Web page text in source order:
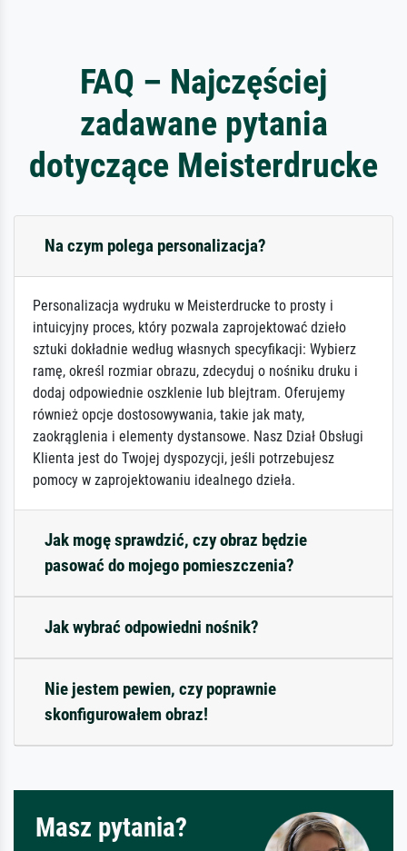
FAQ – Najczęściej
zadawane pytania
dotyczące Meisterdrucke
Na czym polega personalizacja?
Personalizacja wydruku w Meisterdrucke to prosty i
intuicyjny proces, który pozwala zaprojektować dzieło
sztuki dokładnie według własnych specyfikacji: Wybierz
ramę, określ rozmiar obrazu, zdecyduj o nośniku druku i
dodaj odpowiednie oszklenie lub blejtram. Oferujemy
również opcje dostosowywania, takie jak maty,
zaokrąglenia i elementy dystansowe. Nasz Dział Obsługi
Klienta jest do Twojej dyspozycji, jeśli potrzebujesz
pomocy w zaprojektowaniu idealnego dzieła.
Jak mogę sprawdzić, czy obraz będzie
pasować do mojego pomieszczenia?
Jak wybrać odpowiedni nośnik?
Nie jestem pewien, czy poprawnie
skonfigurowałem obraz!
Masz pytania?